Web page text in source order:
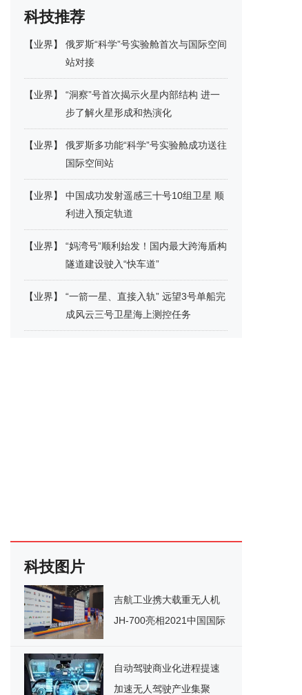
科技推荐
【业界】
俄罗斯“科学”号实验舱首次与国际空间
站对接
【业界】
“洞察”号首次揭示火星内部结构 进一
步了解火星形成和热演化
【业界】
俄罗斯多功能“科学”号实验舱成功送往
国际空间站
【业界】
中国成功发射遥感三十号10组卫星 顺
利进入预定轨道
【业界】
“妈湾号”顺利始发！国内最大跨海盾构
隧道建设驶入“快车道”
【业界】
“一箭一星、直接入轨” 远望3号单船完
成风云三号卫星海上测控任务
科技图片
吉航工业携大载重无人机
JH-700亮相2021中国国际
自动驾驶商业化进程提速
加速无人驾驶产业集聚